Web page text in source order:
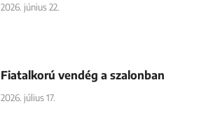
2026. június 22.
Fiatalkorú vendég a szalonban
2026. július 17.